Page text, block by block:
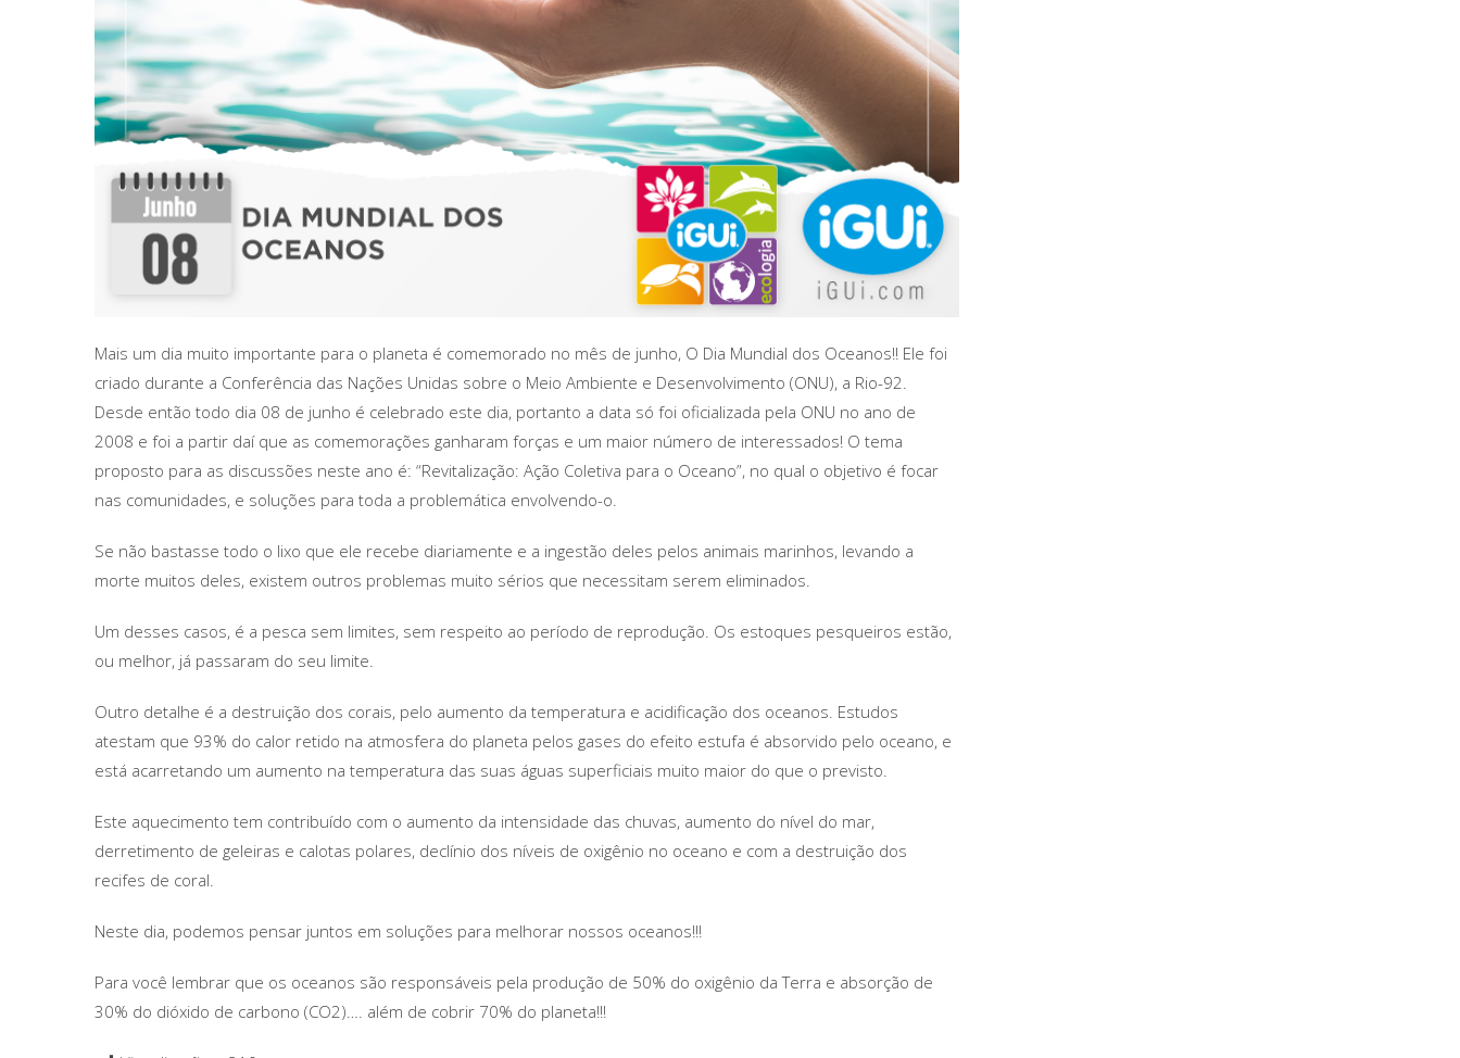
Mais um dia muito importante para o planeta é comemorado no mês de junho, O Dia Mundial dos Oceanos!! Ele foi
criado durante a Conferência das Nações Unidas sobre o Meio Ambiente e Desenvolvimento (ONU), a Rio-92.
Desde então todo dia 08 de junho é celebrado este dia, portanto a data só foi oficializada pela ONU no ano de
2008 e foi a partir daí que as comemorações ganharam forças e um maior número de interessados! O tema
proposto para as discussões neste ano é: “Revitalização: Ação Coletiva para o Oceano”, no qual o objetivo é focar
nas comunidades, e soluções para toda a problemática envolvendo-o.
Se não bastasse todo o lixo que ele recebe diariamente e a ingestão deles pelos animais marinhos, levando a
morte muitos deles, existem outros problemas muito sérios que necessitam serem eliminados.
Um desses casos, é a pesca sem limites, sem respeito ao período de reprodução. Os estoques pesqueiros estão,
ou melhor, já passaram do seu limite.
Outro detalhe é a destruição dos corais, pelo aumento da temperatura e acidificação dos oceanos. Estudos
atestam que 93% do calor retido na atmosfera do planeta pelos gases do efeito estufa é absorvido pelo oceano, e
está acarretando um aumento na temperatura das suas águas superficiais muito maior do que o previsto.
Este aquecimento tem contribuído com o aumento da intensidade das chuvas, aumento do nível do mar,
derretimento de geleiras e calotas polares, declínio dos níveis de oxigênio no oceano e com a destruição dos
recifes de coral.
Neste dia, podemos pensar juntos em soluções para melhorar nossos oceanos!!!
Para você lembrar que os oceanos são responsáveis pela produção de 50% do oxigênio da Terra e absorção de
30% do dióxido de carbono (CO2)…. além de cobrir 70% do planeta!!!